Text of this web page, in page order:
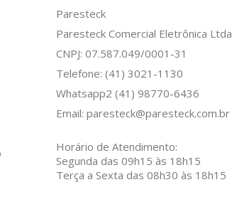
Paresteck
Paresteck Comercial Eletrônica Ltda
CNPJ: 07.587.049/0001-31
Telefone: (41) 3021-1130
Whatsapp2 (41) 98770-6436
Email: paresteck@paresteck.com.br
Horário de Atendimento:
Segunda das 09h15 às 18h15
Terça a Sexta das 08h30 às 18h15